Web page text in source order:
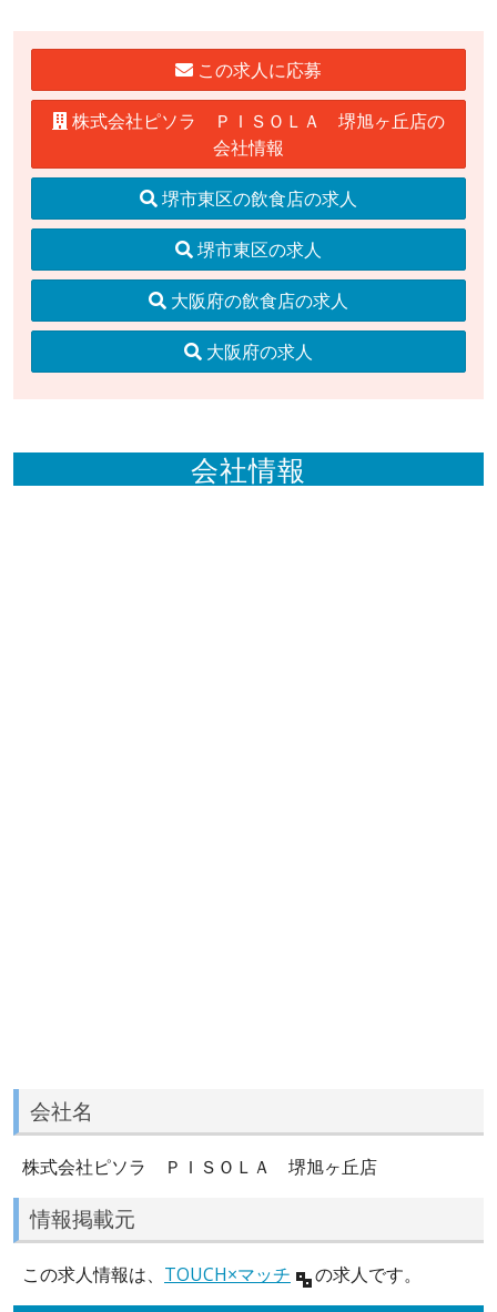
この求人に応募
株式会社ピソラ ＰＩＳＯＬＡ 堺旭ヶ丘店の
会社情報
堺市東区の飲食店の求人
堺市東区の求人
大阪府の飲食店の求人
大阪府の求人
会社情報
会社名
株式会社ピソラ ＰＩＳＯＬＡ 堺旭ヶ丘店
情報掲載元
この求人情報は、 TOUCH×マッチ の求人です。